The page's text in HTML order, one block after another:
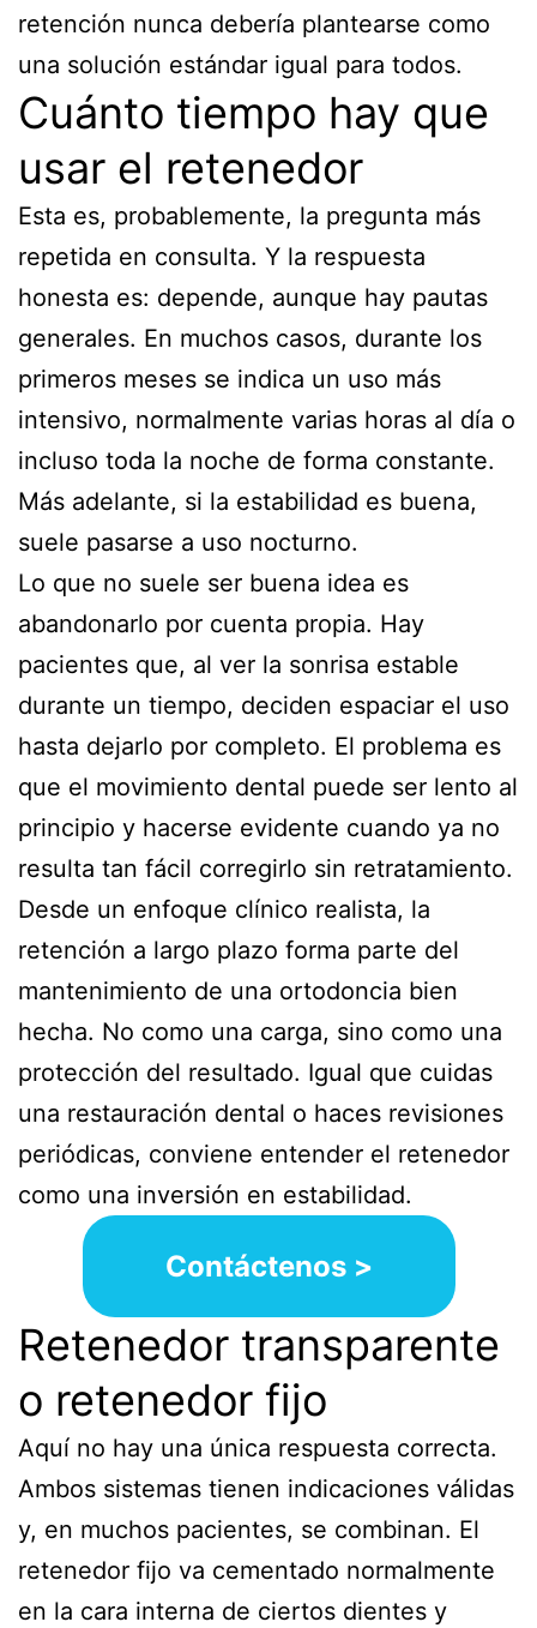
retención nunca debería plantearse como
una solución estándar igual para todos.
Cuánto tiempo hay que
usar el retenedor
Esta es, probablemente, la pregunta más
repetida en consulta. Y la respuesta
honesta es: depende, aunque hay pautas
generales. En muchos casos, durante los
primeros meses se indica un uso más
intensivo, normalmente varias horas al día o
incluso toda la noche de forma constante.
Más adelante, si la estabilidad es buena,
suele pasarse a uso nocturno.
Lo que no suele ser buena idea es
abandonarlo por cuenta propia. Hay
pacientes que, al ver la sonrisa estable
durante un tiempo, deciden espaciar el uso
hasta dejarlo por completo. El problema es
que el movimiento dental puede ser lento al
principio y hacerse evidente cuando ya no
resulta tan fácil corregirlo sin retratamiento.
Desde un enfoque clínico realista, la
retención a largo plazo forma parte del
mantenimiento de una ortodoncia bien
hecha. No como una carga, sino como una
protección del resultado. Igual que cuidas
una restauración dental o haces revisiones
periódicas, conviene entender el retenedor
como una inversión en estabilidad.
Contáctenos >
Retenedor transparente
o retenedor fijo
Aquí no hay una única respuesta correcta.
Ambos sistemas tienen indicaciones válidas
y, en muchos pacientes, se combinan. El
retenedor fijo va cementado normalmente
en la cara interna de ciertos dientes y